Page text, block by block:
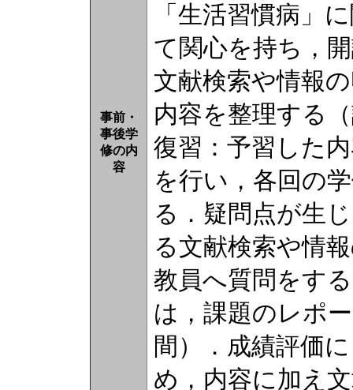
事前・
事後学
修の内
容
「生活習慣病」
て関心を持ち，
文献検索や情報
内容を整理する
復習：予習した
を行い，各回の
る．疑問点が生
る文献検索や情
教員へ質問をす
は，課題のレポ
間）．成績評価
め，内容に加え